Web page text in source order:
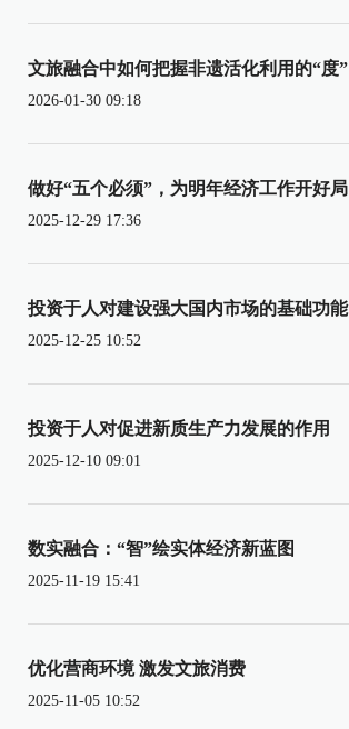
文旅融合中如何把握非遗活化利用的“度”
2026-01-30 09:18
做好“五个必须”，为明年经济工作开好局
2025-12-29 17:36
投资于人对建设强大国内市场的基础功能
2025-12-25 10:52
投资于人对促进新质生产力发展的作用
2025-12-10 09:01
数实融合：“智”绘实体经济新蓝图
2025-11-19 15:41
优化营商环境 激发文旅消费
2025-11-05 10:52